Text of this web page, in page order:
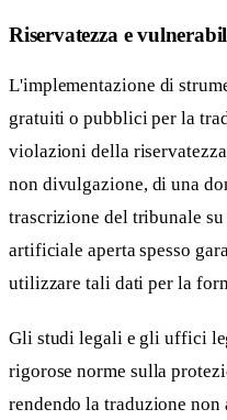
Riservatezza e
L'implementazione di
gratuiti o pubblici per la
violazioni della
non divulgazione, di una
trascrizione del tribunale
artificiale aperta spesso
utilizzare tali dati per la
Gli studi legali e gli uffici
rigorose norme sulla
rendendo la traduzione non